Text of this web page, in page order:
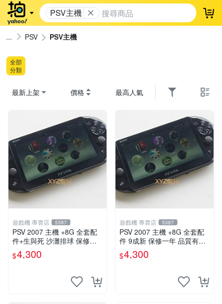
PSV主機 登
PSV PSV主機
全部
分類
最新上架 價格 最高人氣
遊戲機 專賣店 5387
PSV 2007 主機 +8G 全套配
件+生與死 沙灘排球 保修一
年 品質有保障
$4,300
遊戲機 專賣店 5387
PSV 2007 主機 +8G 全套配
件 9成新 保修一年 品質有保
$4,300